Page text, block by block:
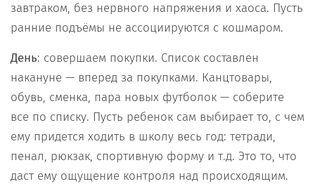
завтраком, без нервного напряжения и хаоса. Пусть
ранние подъёмы не ассоциируются с кошмаром.
День: совершаем покупки. Список составлен
накануне — вперед за покупками. Канцтовары,
обувь, сменка, пара новых футболок — соберите
все по списку. Пусть ребенок сам выбирает то, с чем
ему придется ходить в школу весь год: тетради,
пенал, рюкзак, спортивную форму и т.д. Это то, что
даст ему ощущение контроля над происходящим.